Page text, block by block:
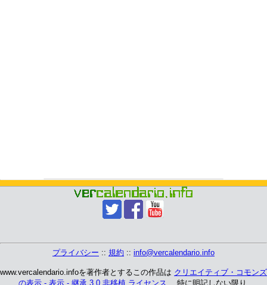
プライバシー :: 規約 :: info@vercalendario.info
www.vercalendario.infoを著作者とするこの作品は クリエイティブ・コモンズ
の表示 - 表示 - 継承 3.0 非移植 ライセンス 、 特に明記しない限り.